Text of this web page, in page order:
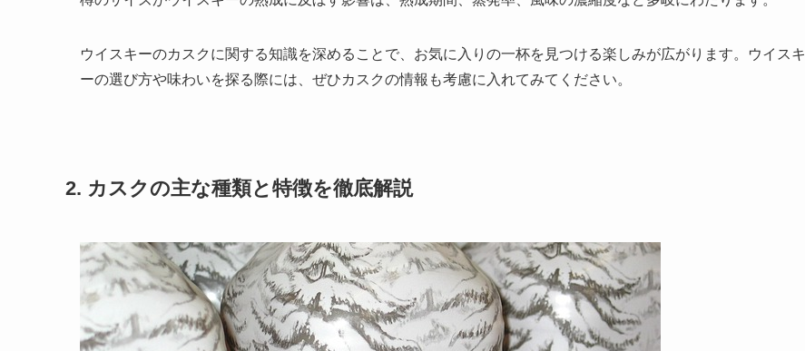
ウイスキーのカスクに関する知識を深めることで、お気に入りの一杯を見つける楽しみが広がります。ウイスキ
ーの選び方や味わいを探る際には、ぜひカスクの情報も考慮に入れてみてください。
2. カスクの主な種類と特徴を徹底解説